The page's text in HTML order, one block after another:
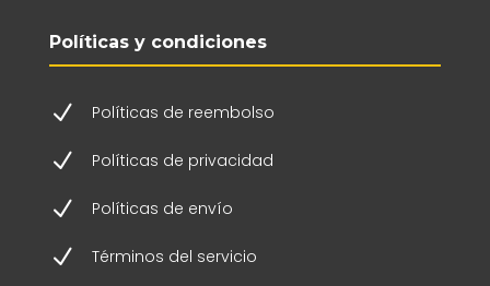
Políticas y condiciones
N Políticas de reembolso
N Políticas de privacidad
N Políticas de envío
N Términos del servicio